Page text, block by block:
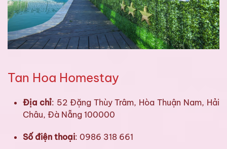
Tan Hoa Homestay
Địa chỉ: 52 Đặng Thùy Trâm, Hòa Thuận Nam, Hải
Châu, Đà Nẵng 100000
Số điện thoại: 0986 318 661